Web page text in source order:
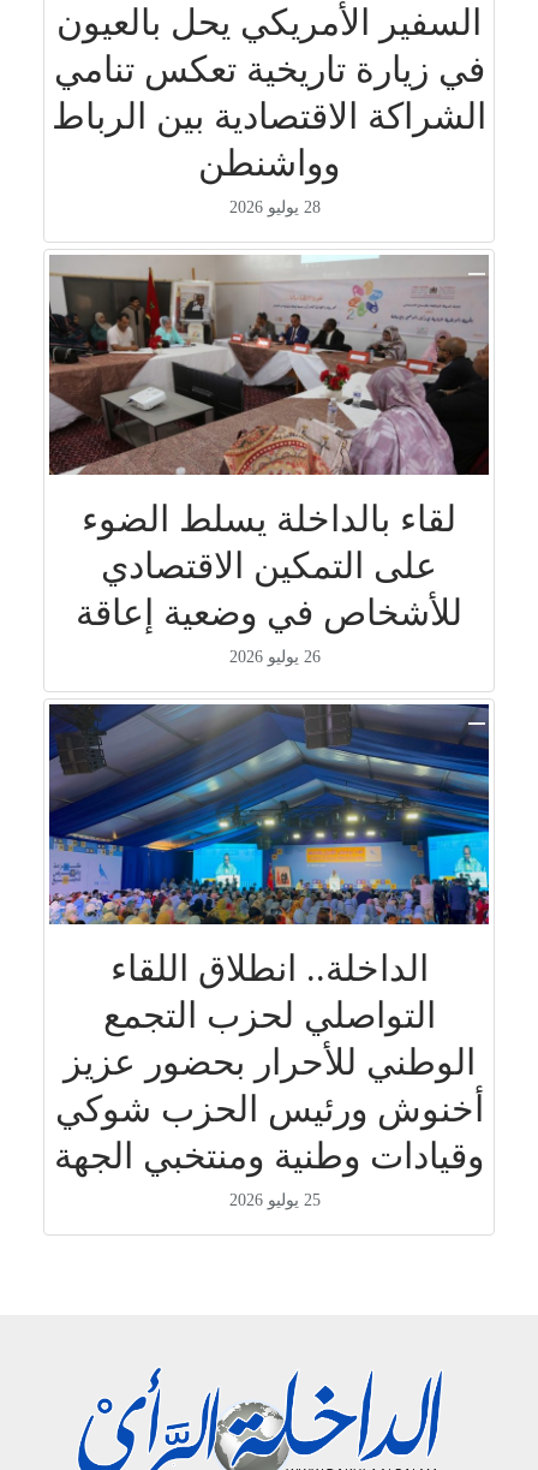
السفير الأمريكي يحل بالعيون
في زيارة تاريخية تعكس تنامي
الشراكة الاقتصادية بين الرباط
وواشنطن
28 يوليو 2026
لقاء بالداخلة يسلط الضوء
على التمكين الاقتصادي
للأشخاص في وضعية إعاقة
26 يوليو 2026
الداخلة.. انطلاق اللقاء
التواصلي لحزب التجمع
الوطني للأحرار بحضور عزيز
أخنوش ورئيس الحزب شوكي
وقيادات وطنية ومنتخبي الجهة
25 يوليو 2026